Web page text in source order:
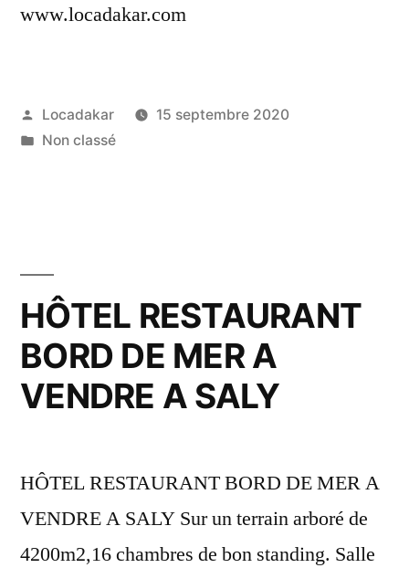
www.locadakar.com
Publié
par
Locadakar
15 septembre 2020
Publié
Non classé
HÔTEL RESTAURANT
BORD DE MER A
VENDRE A SALY
HÔTEL RESTAURANT BORD DE MER A
VENDRE A SALY Sur un terrain arboré de
4200m2,16 chambres de bon standing. Salle